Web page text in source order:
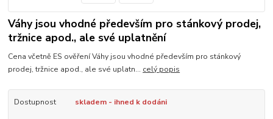
Váhy jsou vhodné především pro stánkový prodej,
tržnice apod., ale své uplatnění
Cena včetně ES ověření Váhy jsou vhodné především pro stánkový
prodej, tržnice apod., ale své uplatn... celý popis
Dostupnost skladem - ihned k dodáni